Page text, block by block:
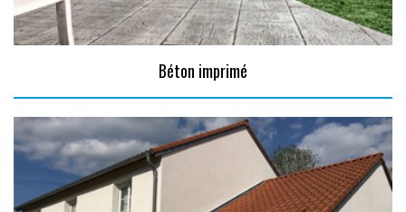
Béton imprimé